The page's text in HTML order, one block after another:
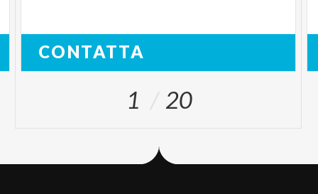
CONTATTA
1 20